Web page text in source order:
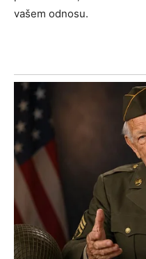
vašem odnosu.